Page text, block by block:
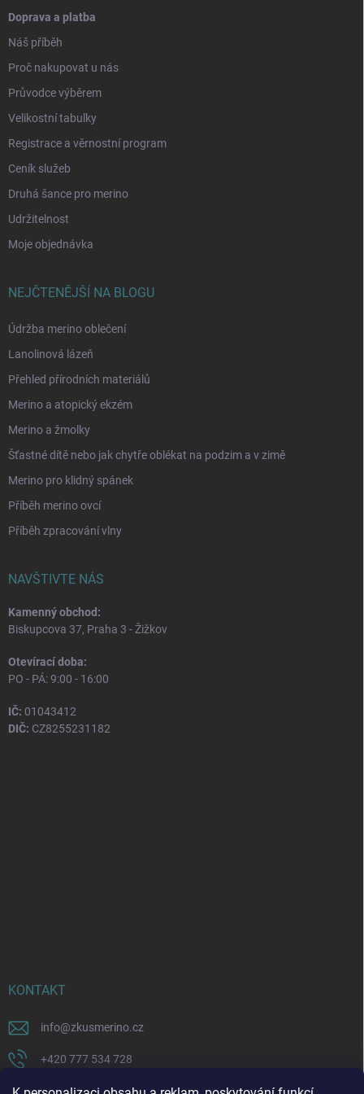
Doprava a platba
Náš příběh
Proč nakupovat u nás
Průvodce výběrem
Velikostní tabulky
Registrace a věrnostní program
Ceník služeb
Druhá šance pro merino
Udržitelnost
Moje objednávka
NEJČTENĚJŠÍ NA BLOGU
Údržba merino oblečení
Lanolinová lázeň
Přehled přírodních materiálů
Merino a atopický ekzém
Merino a žmolky
Šťastné dítě nebo jak chytře oblékat na podzim a v zimě
Merino pro klidný spánek
Příběh merino ovcí
Příběh zpracování vlny
NAVŠTIVTE NÁS
Kamenný obchod:
Biskupcova 37, Praha 3 - Žižkov
Otevírací doba:
PO - PÁ: 9:00 - 16:00
IČ: 01043412
DIČ: CZ8255231182
KONTAKT
info@zkusmerino.cz
+420 777 534 728
https://www.facebook.com/zkusmerino/